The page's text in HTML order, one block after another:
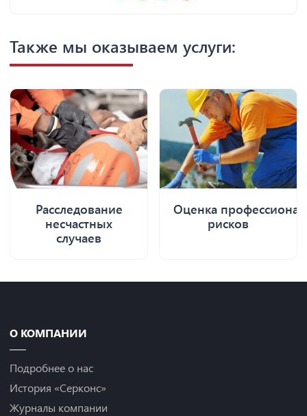
Также мы оказываем услуги:
Расследование
несчастных
случаев
Оценка
рисков
О КОМПАНИИ
Подробнее о нас
История «Серконс»
Журналы компании